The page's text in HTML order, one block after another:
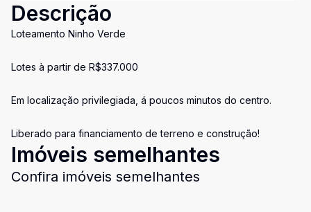
Descrição
Loteamento Ninho Verde
Lotes à partir de R$337.000
Em localização privilegiada, á poucos minutos do centro.
Liberado para financiamento de terreno e construção!
Imóveis semelhantes
Confira imóveis semelhantes